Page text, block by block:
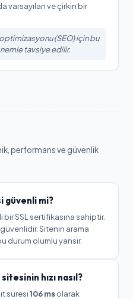
varsayılan ve çirkin bir
(SEO) için bu
tavsiye edilir.
performans ve güvenlik
güvenli mi?
SSL sertifikasına sahiptir.
Sitenin arama
durum olumlu yansır.
hızı nasıl?
süresi106msolarak